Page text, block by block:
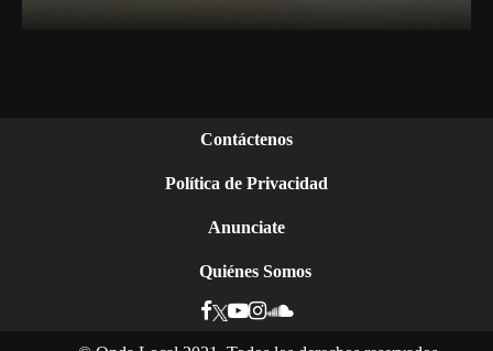
Contáctenos
Política de Privacidad
Anunciate
Quiénes Somos